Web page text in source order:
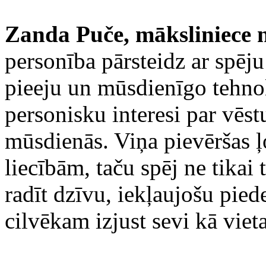
Zanda Puče, māksliniece
personība pārsteidz ar
pieeju un mūsdienīgo
personisku interesi par
mūsdienās. Viņa
liecībām, taču spēj ne tikai
radīt dzīvu, iekļaujošu
cilvēkam izjust sevi kā